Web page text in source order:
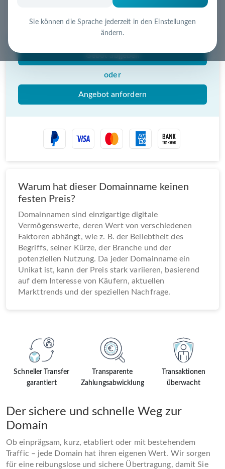
Sie können die Sprache jederzeit in den Einstellungen
ändern.
Schneller Transfer
garantiert
Transparente
Zahlungsabwicklung
Transaktionen
überwacht
Der sichere und schnelle Weg zur
Domain
Ob einprägsam, kurz, etabliert oder mit bestehendem
Traffic – jede Domain hat ihren eigenen Wert. Wir sorgen
für eine reibungslose und sichere Übertragung, damit Sie
Gebot abgeben
oder
Angebot anfordern
Warum hat dieser Domainname keinen
festen Preis?
Domainnamen sind einzigartige digitale
Vermögenswerte, deren Wert von verschiedenen
Faktoren abhängt, wie z. B. der Beliebtheit des
Begriffs, seiner Kürze, der Branche und der
potenziellen Nutzung. Da jeder Domainname ein
Unikat ist, kann der Preis stark variieren, basierend
auf dem Interesse von Käufern, aktuellen
Markttrends und der speziellen Nachfrage.